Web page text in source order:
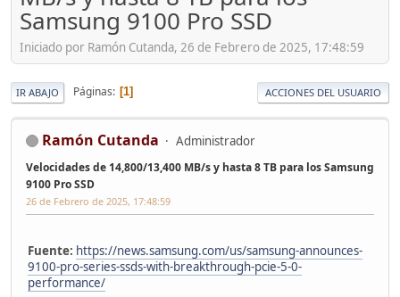
Samsung 9100 Pro SSD
Iniciado por Ramón Cutanda, 26 de Febrero de 2025, 17:48:59
IR ABAJO Páginas 1 ACCIONES DEL USUARIO
Ramón Cutanda Administrador
Velocidades de 14,800/13,400 MB/s y hasta 8 TB para los Samsung
9100 Pro SSD
26 de Febrero de 2025, 17:48:59
Fuente: https://news.samsung.com/us/samsung-announces-
9100-pro-series-ssds-with-breakthrough-pcie-5-0-
performance/